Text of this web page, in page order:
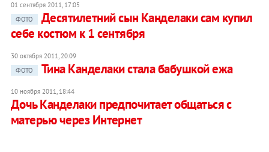
01 сентября 2011, 17:05
ФОТО
Десятилетний cын Канделаки сам купил
себе костюм к 1 сентября
30 октября 2011, 20:09
ФОТО
Тина Канделаки стала бабушкой ежа
10 ноября 2011, 18:44
Дочь Канделаки предпочитает общаться с
матерью через Интернет